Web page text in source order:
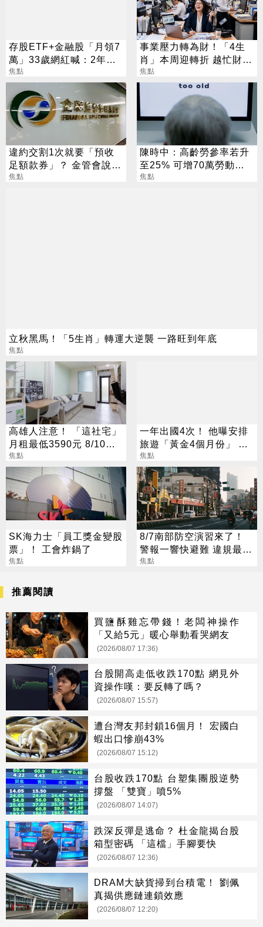
存股ETF+金融股「月領7
萬」33歲網紅喊：2年內
要退休
焦點
事業壓力轉為財！「4生
肖」本周迎轉折 越忙財運
越旺
焦點
違約交割1次就要「預收
足額款券」？ 金管會說話
了
焦點
陳時中：高齡勞參率若升
至25% 可增70萬勞動人
口
焦點
立秋黑馬！「5生肖」轉運大逆襲 一路旺到年底
焦點
高雄人注意！ 「這社宅」
月租最低3590元 8/10起
放申請
焦點
一年出國4次！ 他曝安排
旅遊「黃金4個月份」 卡
對整年活在期待中
焦點
SK海力士「員工獎金變股
票」！ 工會炸鍋了
焦點
8/7南部防空演習來了！
警報一響快避難 違規最高
開罰15萬
焦點
推薦閱讀
買鹽酥雞忘帶錢！老闆神操作
「又給5元」暖心舉動看哭網友
(2026/08/07 17:36)
台股開高走低收跌170點 網見外
資操作嘆：要反轉了嗎？
(2026/08/07 15:57)
遭台灣友邦封鎖16個月！ 宏國白
蝦出口慘崩43%
(2026/08/07 15:12)
台股收跌170點 台塑集團股逆勢
撐盤 「雙寶」噴5%
(2026/08/07 14:07)
跌深反彈是逃命？ 杜金龍揭台股
箱型密碼 「這檔」手腳要快
(2026/08/07 12:36)
DRAM大缺貨掃到台積電！ 劉佩
真揭供應鏈連鎖效應
(2026/08/07 12:20)